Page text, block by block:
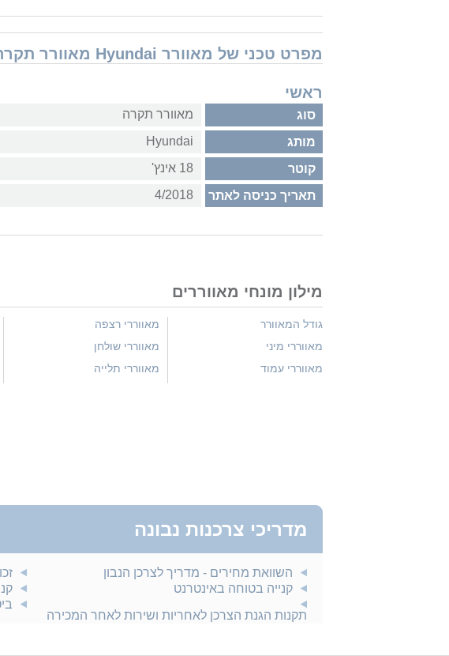
מפרט טכני של מאוורר Hyundai מאוורר תקרה+שלט Texas 50" 18W HYJ-308/WH/WO
ראשי
סוג מאוורר תקרה
מותג Hyundai
קוטר 18 אינץ'
תאריך כניסה לאתר 4/2018
מילון מונחי מאווררים
גודל המאוורר
מאווררי מיני
מאווררי עמוד
מאווררי רצפה
מאווררי שולחן
מאווררי תלייה
מדריכי צרכנות נבונה
השוואת מחירים - מדריך לצרכן הנבון
קנייה בטוחה באינטרנט
תקנות הגנת הצרכן לאחריות ושירות לאחר המכירה